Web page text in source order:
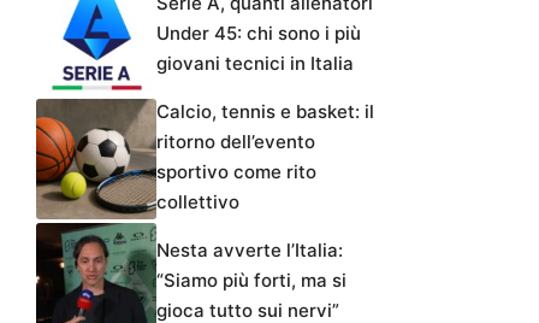
Under 45: chi sono i più
giovani tecnici in Italia
Calcio, tennis e basket: il
ritorno dell’evento
sportivo come rito
collettivo
Nesta avverte l’Italia:
“Siamo più forti, ma si
gioca tutto sui nervi”